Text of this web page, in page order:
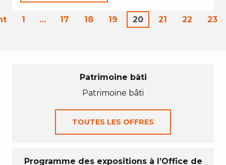
1 … 17 18 19 20 21 22 23
Patrimoine bâti
Patrimoine bâti
TOUTES LES OFFRES
Programme des expositions à l’Office de